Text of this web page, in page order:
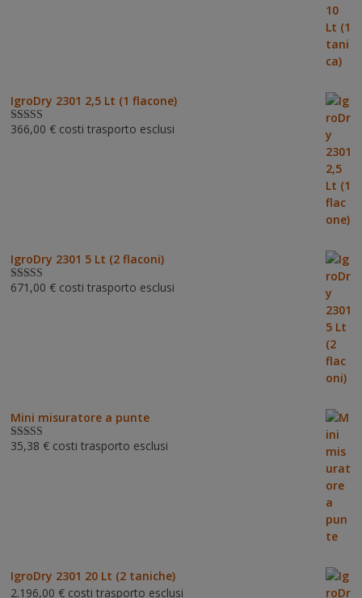
IgroDry 2301 2,5 Lt (1 flacone)
Valutato5.00
366,00 € costi trasporto esclusi
IgroDry 2301 5 Lt (2 flaconi)
Valutato5.00
671,00 € costi trasporto esclusi
Mini misuratore a punte
Valutat
35,38 € costi trasporto esclusi
IgroDry 2301 20 Lt (2 taniche)
2.196,00 € costi trasporto esclusi